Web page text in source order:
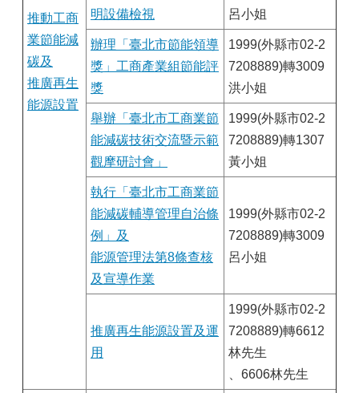
推動工商
業節能減
碳及
推廣再生
能源設置
明設備檢視
呂小姐
辦理「臺北市節能領導
獎」工商產業組節能評
獎
1999(外縣市02-2
7208889)轉3009
洪小姐
舉辦「臺北市工商業節
能減碳技術交流暨示範
觀摩研討會」
1999(外縣市02-2
7208889)轉1307
黃小姐
執行「臺北市工商業節
能減碳輔導管理自治條
例」及
能源管理法第8條查核
及宣導作業
1999(外縣市02-2
7208889)轉3009
呂小姐
推廣再生能源設置及運
用
1999(外縣市02-2
7208889)轉6612
林先生
、6606林先生